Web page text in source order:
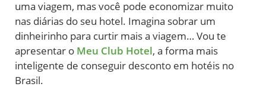
uma viagem, mas você pode economizar muito
nas diárias do seu hotel. Imagina sobrar um
dinheirinho para curtir mais a viagem… Vou te
apresentar o Meu Club Hotel, a forma mais
inteligente de conseguir desconto em hotéis no
Brasil.